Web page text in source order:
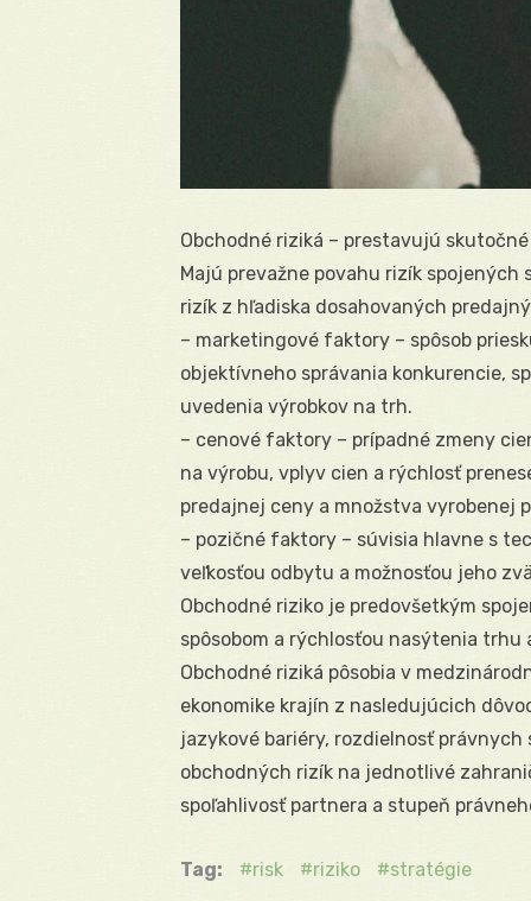
Obchodné riziká – prestavujú
Majú prevažne povahu rizík
rizík z hľadiska dosahovaných
– marketingové faktory – spôsob
objektívneho správania konkurencie,
uvedenia výrobkov na trh.
– cenové faktory – prípadné zmeny
na výrobu, vplyv cien a rýchlosť
predajnej ceny a množstva vyrobenej
– pozičné faktory – súvisia hlavne s
veľkosťou odbytu a možnosťou jeho
Obchodné riziko je predovšetkým
spôsobom a rýchlosťou nasýtenia
Obchodné riziká pôsobia v
ekonomike krajín z nasledujúcich
jazykové bariéry, rozdielnosť
obchodných rizík na jednotlivé
spoľahlivosť partnera a stupeň
Tag: risk riziko stratégie